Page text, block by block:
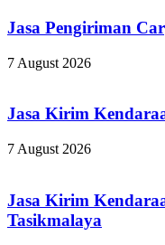
Jasa Pengiriman
7 August 2026
Jasa Kirim
7 August 2026
Jasa Kirim
Tasikmalaya